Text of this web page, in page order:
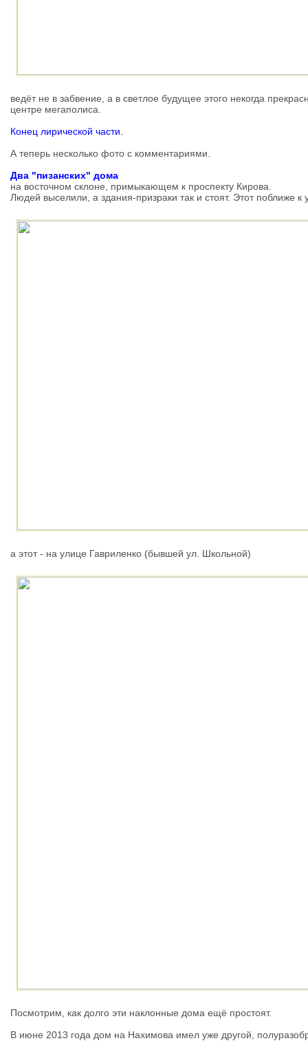
ведёт не в забвение, а в светлое будущее этого некогда
центре мегаполиса.
Конец лирической части.
А теперь несколько фото с комментариями.
Два "пизанских" дома
на восточном склоне, примыкающем к проспекту Кирова.
Людей выселили, а здания-призраки так и стоят. Этот поближе
а этот - на улице Гавриленко (бывшей ул. Школьной)
Посмотрим, как долго эти наклонные дома ещё простоят.
В июне 2013 года дом на Нахимова имел уже другой,